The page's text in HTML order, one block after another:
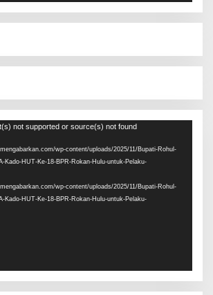
not supported or source(s) not found
wp-content/uploads/2025/11/Bupati-Rohul-
Kado-HUT-Ke-18-BPR-Rokan-Hulu-untuk-Pelaku-
wp-content/uploads/2025/11/Bupati-Rohul-
Kado-HUT-Ke-18-BPR-Rokan-Hulu-untuk-Pelaku-